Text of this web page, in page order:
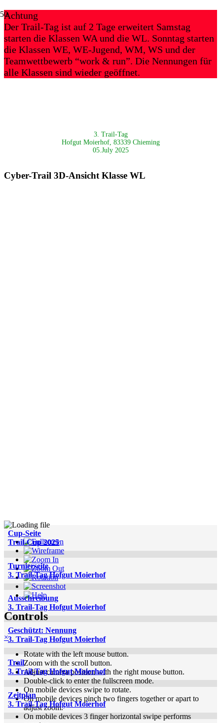
Achtung
Der Trail-Tag ist auf 2 Tage erweitert Samstag
starten die Klassen WA und die WL. Sonntag starten
die Klassen WE, WE-Jugend, WM, WS und der
Teamwettbewerb “work & run”. Die Nennungen für
alle Klassen sind wieder geöffnet.
3. Trail-Tag
Hofgut Moierhof, 83339 Chieming
05.July 2025
Cyber-Trail 3D-Ansicht Klasse WL
Controls
×
Rotate with the left mouse button.
Zoom with the scroll button.
Adjust camera position with the right mouse button.
Double-click to enter the fullscreen mode.
On mobile devices swipe to rotate.
On mobile devices pinch two fingers together or apart to
adjust zoom.
On mobile devices 3 finger horizontal swipe performs
Cup-Seite
Trail-Cup 2025
Turnierseite
3. Trail-Tag Hofgut Moierhof
Ausschreibung
3. Trail-Tag Hofgut Moierhof
Geschützt: Nennung
3. Trail-Tag Hofgut Moierhof
Trail
3. Trail-Tag Hofgut Moierhof
Zeitplan
3. Trail-Tag Hofgut Moierhof